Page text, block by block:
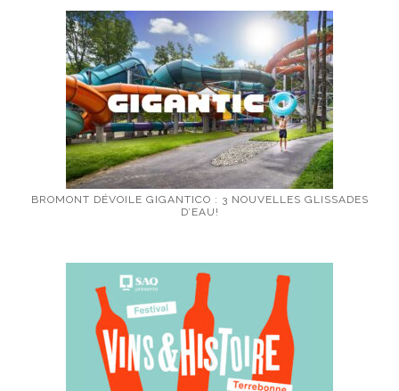
BROMONT DÉVOILE GIGANTICO : 3 NOUVELLES GLISSADES
D’EAU!